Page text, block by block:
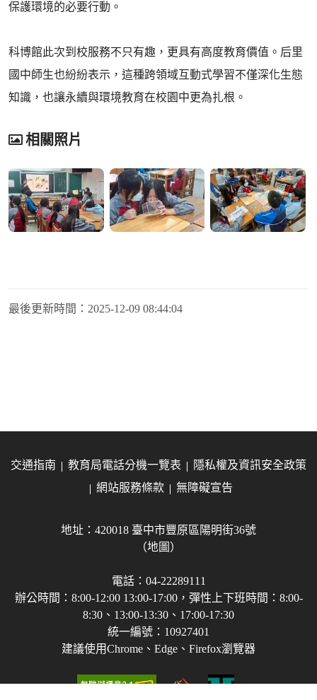
保護環境的必要行動。
科博館此次到校服務不只有趣，更具有高度教育價值。后里
國中師生也紛紛表示，這種跨領域互動式學習不僅深化生態
知識，也讓永續與環境教育在校園中更為扎根。
相關照片
最後更新時間： 2025-12-09 08:44:04
交通指南 教育局電話分機一覽表
隱私權及資訊安全政策
網站服務條款
無障礙宣告
地址：420018 臺中市豐原區陽明街36號
（地圖）
電話：04-22289111
辦公時間：8:00-12:00 13:00-17:00，彈性上下班時間：8:00-
8:30、13:00-13:30、17:00-17:30
統一編號：10927401
建議使用Chrome、Edge、Firefox瀏覽器